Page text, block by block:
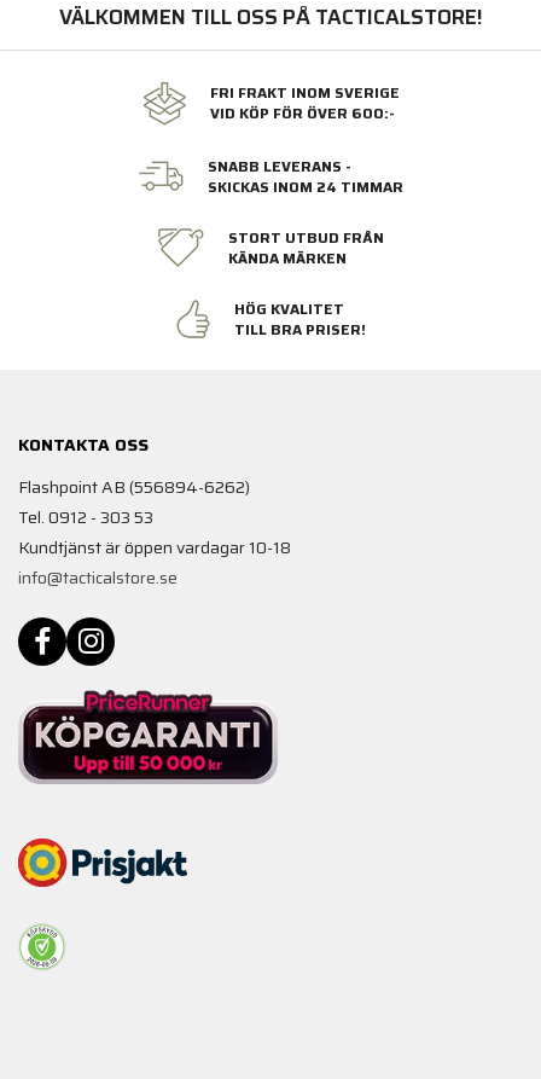
VÄLKOMMEN TILL OSS PÅ TACTICALSTORE!
FRI FRAKT INOM SVERIGE
VID KÖP FÖR ÖVER 600:-
SNABB LEVERANS -
SKICKAS INOM 24 TIMMAR
STORT UTBUD FRÅN
KÄNDA MÄRKEN
HÖG KVALITET
TILL BRA PRISER!
KONTAKTA OSS
Flashpoint AB (556894-6262)
Tel. 0912 - 303 53
Kundtjänst är öppen vardagar 10-18
info@tacticalstore.se